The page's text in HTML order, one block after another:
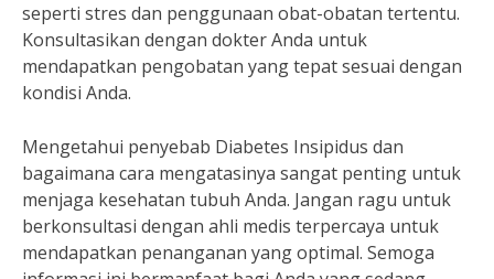
seperti stres dan penggunaan obat-obatan tertentu.
Konsultasikan dengan dokter Anda untuk
mendapatkan pengobatan yang tepat sesuai dengan
kondisi Anda.
Mengetahui penyebab Diabetes Insipidus dan
bagaimana cara mengatasinya sangat penting untuk
menjaga kesehatan tubuh Anda. Jangan ragu untuk
berkonsultasi dengan ahli medis terpercaya untuk
mendapatkan penanganan yang optimal. Semoga